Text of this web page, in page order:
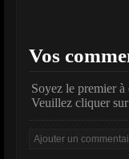
Vos
Soyez le premier
Veuillez cliquer